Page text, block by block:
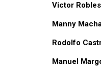
Victor Robles
Manny
Rodolfo
Manuel